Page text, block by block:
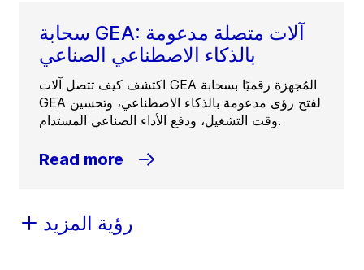
سحابة GEA: آلات متصلة مدعومة
بالذكاء الاصطناعي الصناعي
اكتشف كيف تتصل آلات GEA المُجهزة رقميًا بسحابة
GEA لفتح رؤى مدعومة بالذكاء الاصطناعي، وتحسين
وقت التشغيل، ودفع الأداء الصناعي المستدام.
Read more
رؤية المزيد